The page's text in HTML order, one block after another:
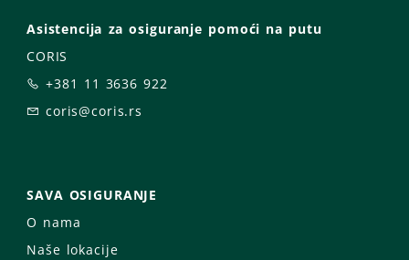
Asistencija za osiguranje pomoći na putu
CORIS
+381 11 3636 922
coris@coris.rs
SAVA OSIGURANJE
O nama
Naše lokacije